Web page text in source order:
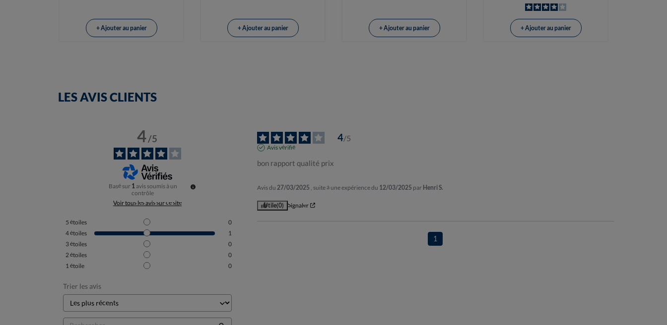
+ Ajouter au panier + Ajouter au panier + Ajouter au panier + Ajouter au panier
LES AVIS CLIENTS
4/5
Basé sur 1 avis soumis à un
contrôle
Voir tous les avis sur ce site
5 étoiles
0
4étoiles
1
3étoiles
0
2 étoiles
0
1 étoile 0
Trier les avis
4/5
Avis vérifié
bon rapport qualité prix
Avis du 27/03/2025 , suite à une expérience du 12/03/2025 par Henri S.
Utile(0) Signaler
1